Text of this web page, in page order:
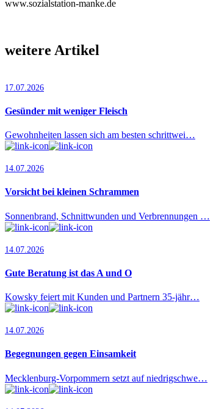
www.sozialstation-manke.de
weitere Artikel
17.07.2026
Gesünder mit weniger Fleisch
Gewohnheiten lassen sich am besten schrittwei…
14.07.2026
Vorsicht bei kleinen Schrammen
Sonnenbrand, Schnittwunden und Verbrennungen …
14.07.2026
Gute Beratung ist das A und O
Kowsky feiert mit Kunden und Partnern 35-jähr…
14.07.2026
Begegnungen gegen Einsamkeit
Mecklenburg-Vorpommern setzt auf niedrigschwe…